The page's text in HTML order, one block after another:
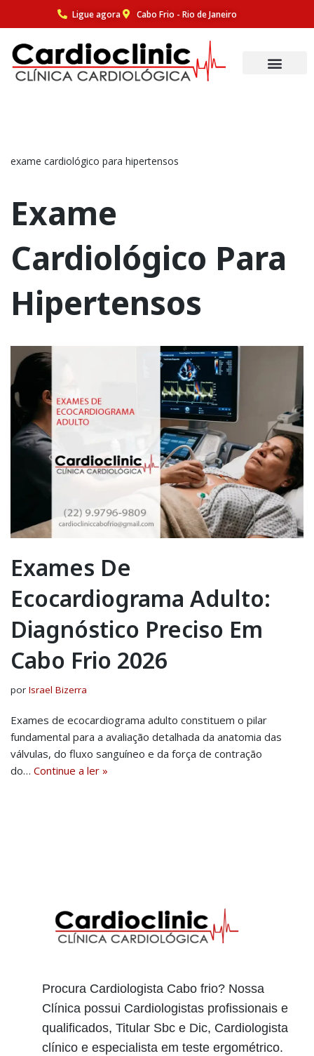
para
o
Ligue agora Cabo Frio - Rio de Janeiro
exame cardiológico para hipertensos
Exame
Cardiológico Para
Hipertensos
Exames De
Ecocardiograma Adulto:
Diagnóstico Preciso Em
Cabo Frio 2026
por Israel Bizerra
Exames de ecocardiograma adulto constituem o pilar
fundamental para a avaliação detalhada da anatomia das
válvulas, do fluxo sanguíneo e da força de contração
do… Continue a ler »
Procura Cardiologista Cabo frio? Nossa
Clínica possui Cardiologistas profissionais e
qualificados, Titular Sbc e Dic, Cardiologista
clínico e especialista em teste ergométrico.